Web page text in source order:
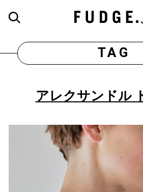
TAG
アレクサンドル